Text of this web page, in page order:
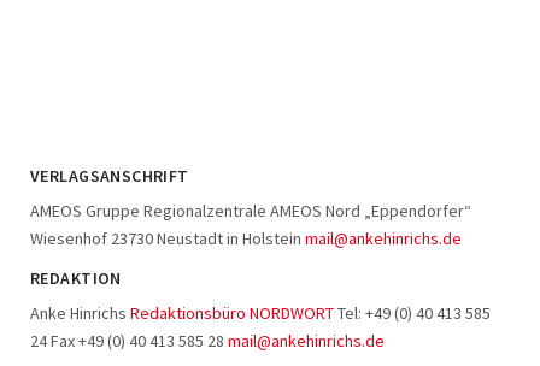
VERLAGSANSCHRIFT
AMEOS Gruppe Regionalzentrale AMEOS Nord „Eppendorfer“
Wiesenhof 23730 Neustadt in Holstein mail@ankehinrichs.de
REDAKTION
Anke Hinrichs Redaktionsbüro NORDWORTTel: +49 (0) 40 413 585
24 Fax +49 (0) 40 413 585 28 mail@ankehinrichs.de